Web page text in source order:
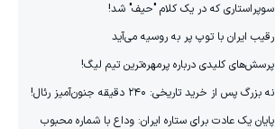
سوپراستاری که در یک کلام "حیف" شد!
رقیب ایران با توپ پر به روسیه می‌آید
پرسش‌های کلیدی درباره پرمهره‌ترین تیم لیگ!
نه بزرگ پس از خرید تاریخی: ۲۴۰ دقیقه جنون‌آمیز رئال!
پایان یک عادت برای ستاره ایران: وداع با شماره محبوب